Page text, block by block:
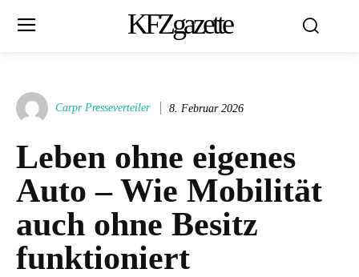
KFZgazette
Carpr Presseverteiler 8. Februar 2026
Leben ohne eigenes
Auto – Wie Mobilität
auch ohne Besitz
funktioniert